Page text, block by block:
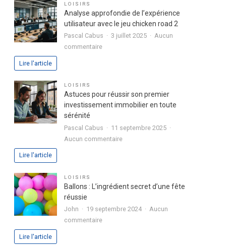
exprimer
votre
passion
LOISIRS
Analyse approfondie de l’expérience
utilisateur avec le jeu chicken road 2
Pascal Cabus 3 juillet 2025
Aucun
commentairesur
l’expérience
utilisateur
Lire l'article
LOISIRS
Astuces pour réussir son premier
investissement immobilier en toute
sérénité
Pascal Cabus
11 septembre 2025
Aucun commentairesur
son
Lire l'article
LOISIRS
Ballons : L’ingrédient secret d’une fête
réussie
John 19 septembre 2024
Aucun
commentairesur
Lire l'article